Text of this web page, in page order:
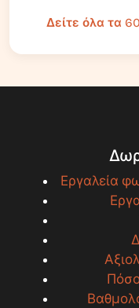
Δείτε όλα τα
Εργαλεία